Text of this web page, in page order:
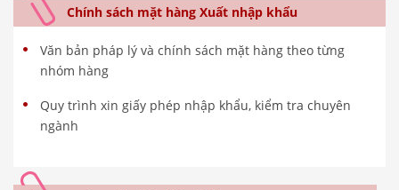
Chính sách mặt hàng Xuất nhập khẩu
Văn bản pháp lý và chính sách mặt hàng theo từng
nhóm hàng
Quy trình xin giấy phép nhập khẩu, kiểm tra chuyên
ngành